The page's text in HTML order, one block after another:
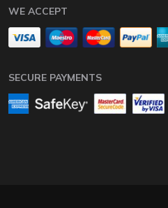
WE ACCEPT
SECURE PAYMENTS